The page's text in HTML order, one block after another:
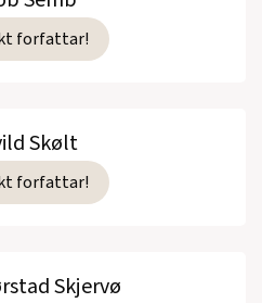
forfattar!
Skølt
forfattar!
Skjervø